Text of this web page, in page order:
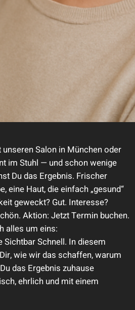
Salon in München oder
im Stuhl — und schon wenige
Du das Ergebnis. Frischer
eine Haut, die einfach „gesund“
geweckt? Gut. Interesse?
Aktion: Jetzt Termin buchen.
alles um eins:
Sichtbar Schnell. In diesem
wie wir das schaffen, warum
das Ergebnis zuhause
ehrlich und mit einem